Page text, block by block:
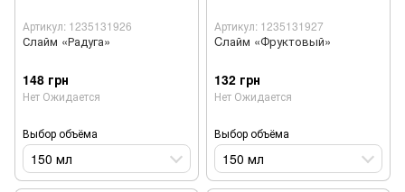
Артикул: 1235131926
Слайм «Радуга»
148 грн
Нет Ожидается
Выбор объёма
150 мл
Артикул: 1235131927
Cлайм «Фруктовый»
132 грн
Нет Ожидается
Выбор объёма
150 мл